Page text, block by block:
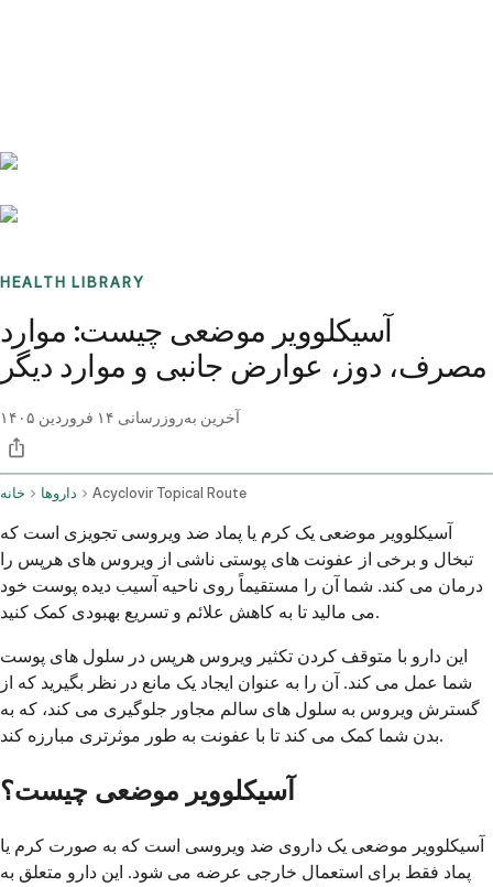
HEALTH LIBRARY
آسیکلوویر موضعی چیست: موارد
مصرف، دوز، عوارض جانبی و موارد دیگر
آخرین به‌روزرسانی ۱۴ فروردین ۱۴۰۵
خانه داروها Acyclovir Topical Route
آسیکلوویر موضعی یک کرم یا پماد ضد ویروسی تجویزی است که
تبخال و برخی از عفونت های پوستی ناشی از ویروس های هرپس را
درمان می کند. شما آن را مستقیماً روی ناحیه آسیب دیده پوست خود
می مالید تا به کاهش علائم و تسریع بهبودی کمک کنید.
این دارو با متوقف کردن تکثیر ویروس هرپس در سلول های پوست
شما عمل می کند. آن را به عنوان ایجاد یک مانع در نظر بگیرید که از
گسترش ویروس به سلول های سالم مجاور جلوگیری می کند، که به
بدن شما کمک می کند تا با عفونت به طور موثرتری مبارزه کند.
آسیکلوویر موضعی چیست؟
آسیکلوویر موضعی یک داروی ضد ویروسی است که به صورت کرم یا
پماد فقط برای استعمال خارجی عرضه می شود. این دارو متعلق به